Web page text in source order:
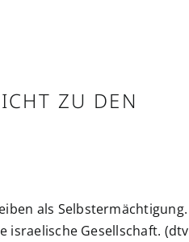
ZU DEN
als Selbstermächtigung.
israelische Gesellschaft. (dtv